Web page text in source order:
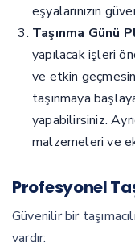
eşyalarınızın
Taşınma Günü
yapılacak işleri
ve etkin
taşınmaya
yapabilirsiniz.
malzemeleri ve
Profesyonel
Güvenilir bir
vardır: